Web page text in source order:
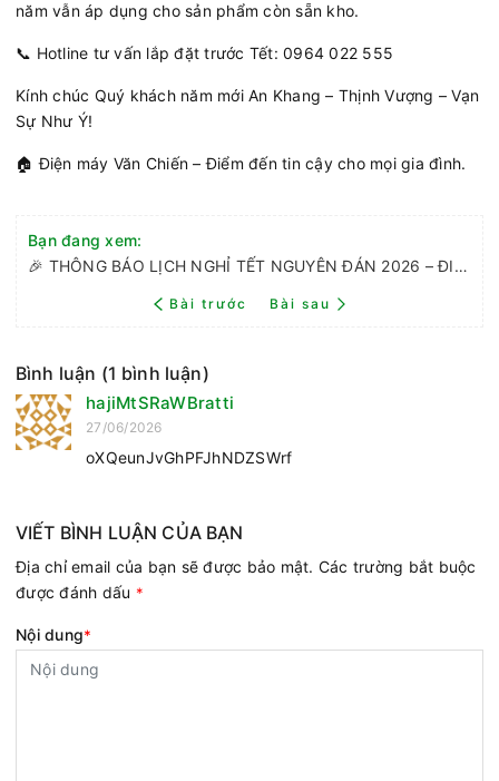
năm vẫn áp dụng cho sản phẩm còn sẵn kho.
📞 Hotline tư vấn lắp đặt trước Tết: 0964 022 555
Kính chúc Quý khách năm mới An Khang – Thịnh Vượng – Vạn
Sự Như Ý!
🏠 Điện máy Văn Chiến – Điểm đến tin cậy cho mọi gia đình.
Bạn đang xem:
🎉 THÔNG BÁO LỊCH NGHỈ TẾT NGUYÊN ĐÁN 2026 – ĐIỆN MÁY VĂN CHIẾN 🎉
Bài trước Bài sau
Bình luận (1 bình luận)
hajiMtSRaWBratti
27/06/2026
oXQeunJvGhPFJhNDZSWrf
VIẾT BÌNH LUẬN CỦA BẠN
Địa chỉ email của bạn sẽ được bảo mật. Các trường bắt buộc
được đánh dấu *
Nội dung*